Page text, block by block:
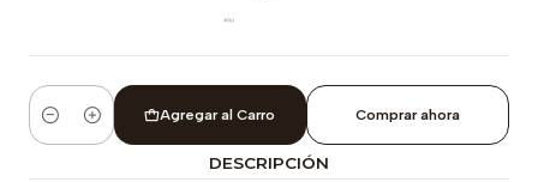
Cantidad
Agregar al Carro Comprar ahora
DESCRIPCIÓN